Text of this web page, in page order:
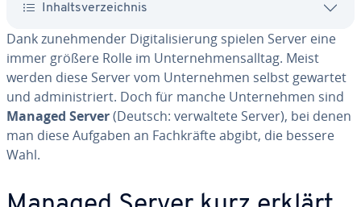
In­halts­ver­zeich­nis
Dank zu­neh­men­der Di­gi­ta­li­sie­rung spielen Server eine
immer größere Rolle im Un­ter­neh­mens­all­tag. Meist
werden diese Server vom Un­ter­neh­men selbst gewartet
und ad­mi­nis­triert. Doch für manche Un­ter­neh­men sind
Managed Server(Deutsch: ver­wal­te­te Server), bei denen
man diese Aufgaben an Fach­kräf­te abgibt, die bessere
Wahl.